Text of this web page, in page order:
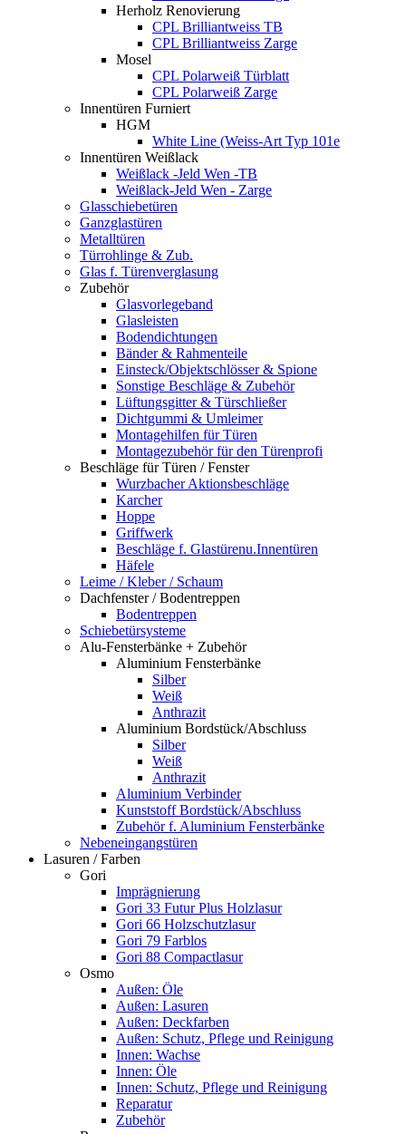
Herholz Renovierung
CPL Brilliantweiss TB
CPL Brilliantweiss Zarge
Mosel
CPL Polarweiß Türblatt
CPL Polarweiß Zarge
Innentüren Furniert
HGM
White Line (Weiss-Art Typ 101e
Innentüren Weißlack
Weißlack -Jeld Wen -TB
Weißlack-Jeld Wen - Zarge
Glasschiebetüren
Ganzglastüren
Metalltüren
Türrohlinge & Zub.
Glas f. Türenverglasung
Zubehör
Glasvorlegeband
Glasleisten
Bodendichtungen
Bänder & Rahmenteile
Einsteck/Objektschlösser & Spione
Sonstige Beschläge & Zubehör
Lüftungsgitter & Türschließer
Dichtgummi & Umleimer
Montagehilfen für Türen
Montagezubehör für den Türenprofi
Beschläge für Türen / Fenster
Wurzbacher Aktionsbeschläge
Karcher
Hoppe
Griffwerk
Beschläge f. Glastürenu.Innentüren
Häfele
Leime / Kleber / Schaum
Dachfenster / Bodentreppen
Bodentreppen
Schiebetürsysteme
Alu-Fensterbänke + Zubehör
Aluminium Fensterbänke
Silber
Weiß
Anthrazit
Aluminium Bordstück/Abschluss
Silber
Weiß
Anthrazit
Aluminium Verbinder
Kunststoff Bordstück/Abschluss
Zubehör f. Aluminium Fensterbänke
Nebeneingangstüren
Lasuren / Farben
Gori
Imprägnierung
Gori 33 Futur Plus Holzlasur
Gori 66 Holzschutzlasur
Gori 79 Farblos
Gori 88 Compactlasur
Osmo
Außen: Öle
Außen: Lasuren
Außen: Deckfarben
Außen: Schutz, Pflege und Reinigung
Innen: Wachse
Innen: Öle
Innen: Schutz, Pflege und Reinigung
Reparatur
Zubehör